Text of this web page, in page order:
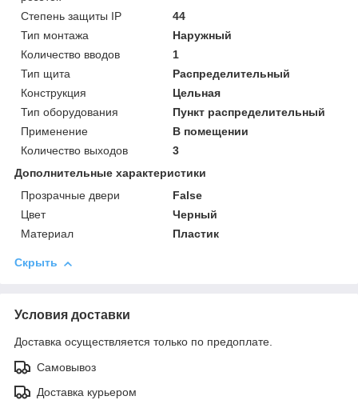
Степень защиты IP
44
Тип монтажа
Наружный
Количество вводов
1
Тип щита
Распределительный
Конструкция
Цельная
Тип оборудования
Пункт распределительный
Применение
В помещении
Количество выходов
3
Дополнительные характеристики
Прозрачные двери
False
Цвет
Черный
Материал
Пластик
Скрыть
Условия доставки
Доставка осуществляется только по предоплате.
Самовывоз
Доставка курьером